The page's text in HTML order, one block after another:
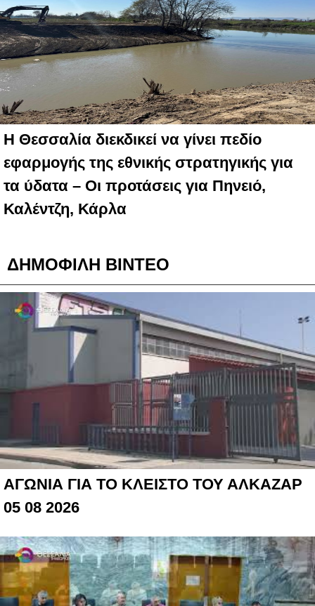
Η Θεσσαλία διεκδικεί να γίνει πεδίο
εφαρμογής της εθνικής στρατηγικής για
τα ύδατα – Oι προτάσεις για Πηνειό,
Καλέντζη, Κάρλα
ΔΗΜΟΦΙΛΗ ΒΙΝΤΕΟ
ΑΓΩΝΙΑ ΓΙΑ ΤΟ ΚΛΕΙΣΤΟ ΤΟΥ ΑΛΚΑΖΑΡ
05 08 2026